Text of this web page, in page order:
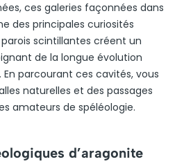
ces galeries façonnées dans
des principales curiosités
scintillantes créent un
de la longue évolution
parcourant ces cavités, vous
naturelles et des passages
amateurs de spéléologie.
d’aragonite